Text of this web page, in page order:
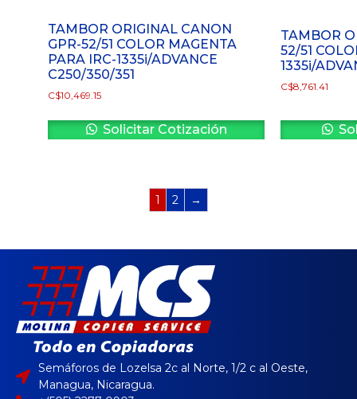
TAMBOR ORIGINAL CANON
GPR-52/51 COLOR MAGENTA
PARA IRC-1335i/ADVANCE
C250/350/351
C$10,469.15
Solicitar Cotización
TAMBOR
52/51
1335i/
C$8,761.41
1 2 →
Semáforos de Lozelsa 2c al Norte, 1/2 c al Oeste,
Managua, Nicaragua.